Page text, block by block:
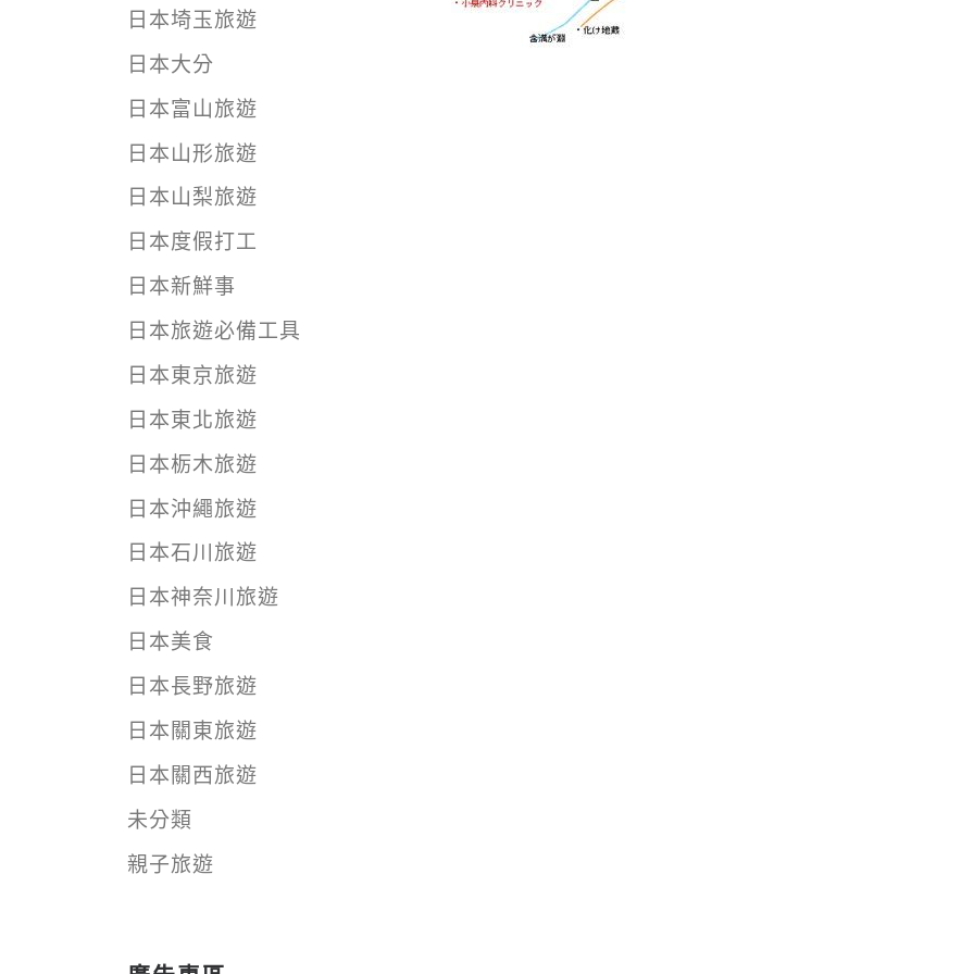
日本埼玉旅遊
日本大分
日本富山旅遊
日本山形旅遊
日本山梨旅遊
日本度假打工
日本新鮮事
日本旅遊必備工具
日本東京旅遊
日本東北旅遊
日本栃木旅遊
日本沖繩旅遊
日本石川旅遊
日本神奈川旅遊
日本美食
日本長野旅遊
日本關東旅遊
日本關西旅遊
未分類
親子旅遊